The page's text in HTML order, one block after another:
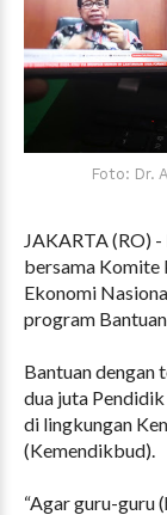
Foto: Dr.
JAKARTA (RO)
bersama Komite
Ekonomi
program
Bantuan dengan
dua juta
di lingkungan
(Kemendikbud).
“Agar guru-guru